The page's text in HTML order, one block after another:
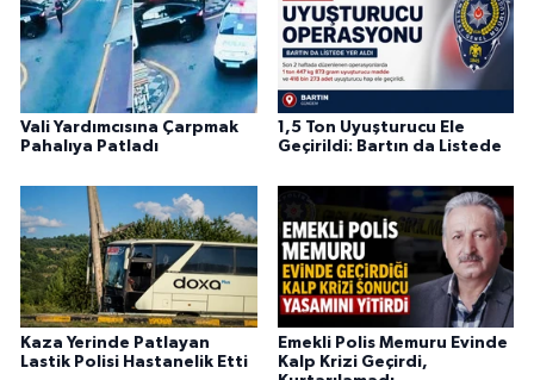
Vali Yardımcısına Çarpmak
Pahalıya Patladı
1,5 Ton Uyuşturucu Ele
Geçirildi: Bartın da Listede
Kaza Yerinde Patlayan
Lastik Polisi Hastanelik Etti
Emekli Polis Memuru Evinde
Kalp Krizi Geçirdi,